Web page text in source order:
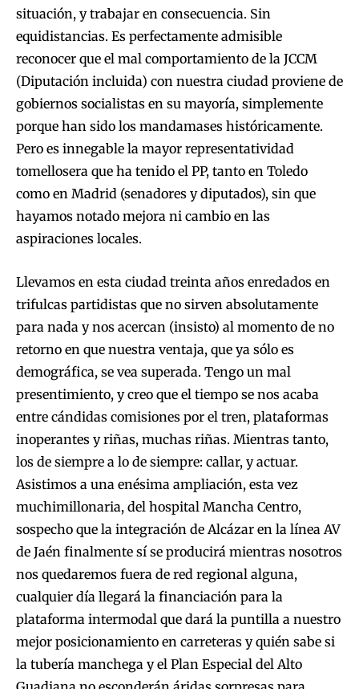
situación, y trabajar en consecuencia. Sin
equidistancias. Es perfectamente admisible
reconocer que el mal comportamiento de la JCCM
(Diputación incluida) con nuestra ciudad proviene de
gobiernos socialistas en su mayoría, simplemente
porque han sido los mandamases históricamente.
Pero es innegable la mayor representatividad
tomellosera que ha tenido el PP, tanto en Toledo
como en Madrid (senadores y diputados), sin que
hayamos notado mejora ni cambio en las
aspiraciones locales.
Llevamos en esta ciudad treinta años enredados en
trifulcas partidistas que no sirven absolutamente
para nada y nos acercan (insisto) al momento de no
retorno en que nuestra ventaja, que ya sólo es
demográfica, se vea superada. Tengo un mal
presentimiento, y creo que el tiempo se nos acaba
entre cándidas comisiones por el tren, plataformas
inoperantes y riñas, muchas riñas. Mientras tanto,
los de siempre a lo de siempre: callar, y actuar.
Asistimos a una enésima ampliación, esta vez
muchimillonaria, del hospital Mancha Centro,
sospecho que la integración de Alcázar en la línea AV
de Jaén finalmente sí se producirá mientras nosotros
nos quedaremos fuera de red regional alguna,
cualquier día llegará la financiación para la
plataforma intermodal que dará la puntilla a nuestro
mejor posicionamiento en carreteras y quién sabe si
la tubería manchega y el Plan Especial del Alto